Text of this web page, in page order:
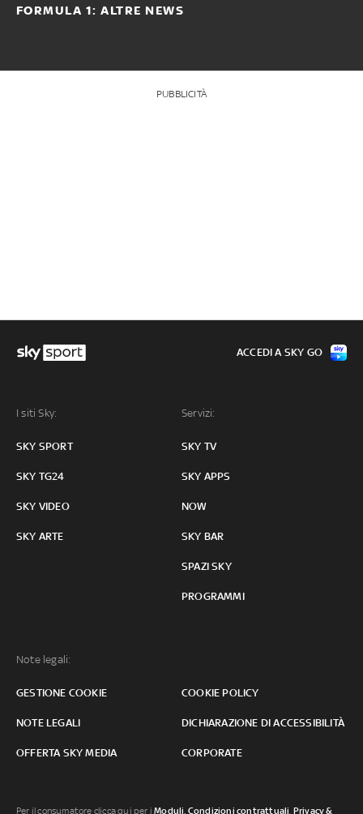
FORMULA 1: ALTRE NEWS
PUBBLICITÀ
I siti Sky:
SKY SPORT
SKY TG24
SKY VIDEO
SKY ARTE
Servizi:
SKY TV
SKY APPS
NOW
SKY BAR
SPAZI SKY
PROGRAMMI
Note legali:
GESTIONE COOKIE COOKIE POLICY
NOTE LEGALI DICHIARAZIONE DI ACCESSIBILITÀ
OFFERTA SKY MEDIA CORPORATE
ACCEDI A SKY GO
Per il consumatore clicca qui per iModuli, Condizioni contrattuali, Privacy &